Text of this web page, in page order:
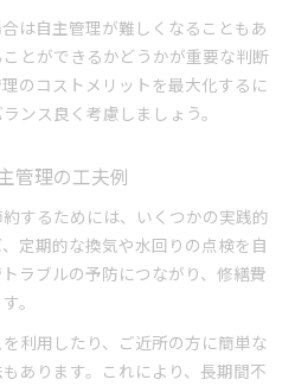
は自主管理が難しくなることもあ
とができるかどうかが重要な判断
のコストメリットを最大化するに
ンス良く考慮しましょう。
管理の工夫例
するためには、いくつかの実践的
定期的な換気や水回りの点検を自
ラブルの予防につながり、修繕費
。
利用したり、ご近所の方に簡単な
あります。これにより、長期間不